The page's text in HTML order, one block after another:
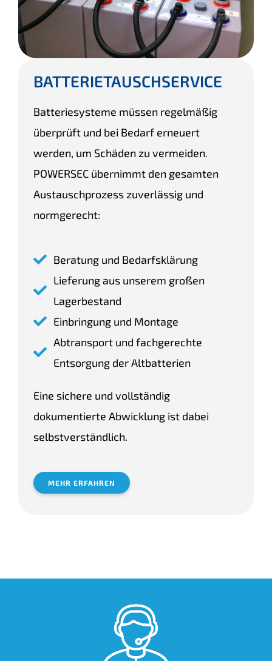
BATTERIETAUSCH­SERVICE
Batteriesysteme müssen regelmäßig
überprüft und bei Bedarf erneuert
werden, um Schäden zu vermeiden.
POWERSEC übernimmt den gesamten
Austauschprozess zuverlässig und
normgerecht:
Beratung und Bedarfsklärung
Lieferung aus unserem großen
Lagerbestand
Einbringung und Montage
Abtransport und fachgerechte
Entsorgung der Altbatterien
Eine sichere und vollständig
dokumentierte Abwicklung ist dabei
selbstverständlich.
MEHR ERFAHREN